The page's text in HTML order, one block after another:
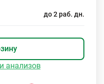
до 2 раб. дн.
анализов